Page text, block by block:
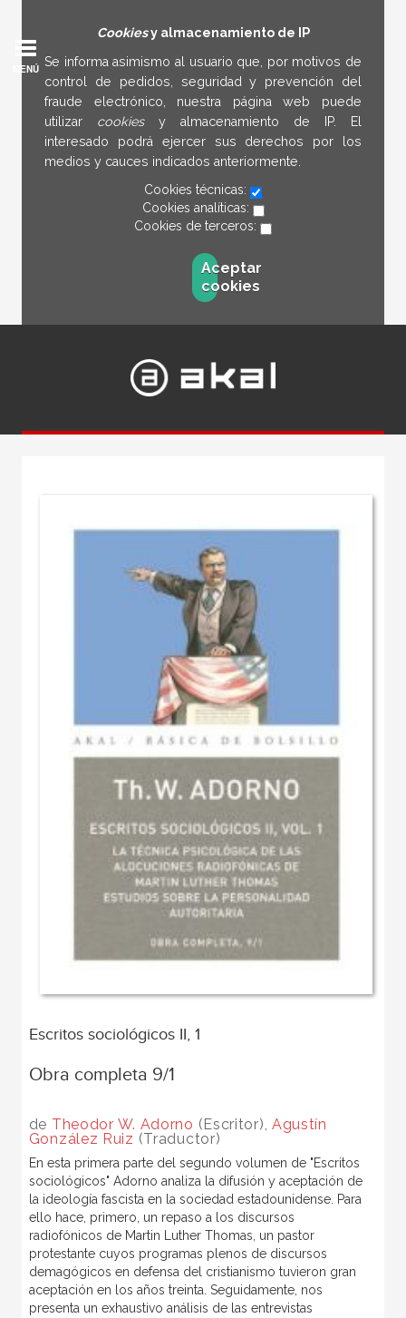
Cookiesy almacenamiento de IP
Se informa asimismo al usuario que, por motivos de
control de pedidos, seguridad y prevención del
fraude electrónico, nuestra página web puede
utilizar cookies y almacenamiento de IP. El
interesado podrá ejercer sus derechos por los
medios y cauces indicados anteriormente.
Cookies técnicas:
Cookies analíticas:
Cookies de terceros:
Aceptar
cookies
MENÚ
Escritos sociológicos II, 1
Obra completa 9/1
de Theodor W. Adorno (Escritor), Agustín
González Ruiz (Traductor)
En esta primera parte del segundo volumen de "Escritos
sociológicos" Adorno analiza la difusión y aceptación de
la ideología fascista en la sociedad estadounidense. Para
ello hace, primero, un repaso a los discursos
radiofónicos de Martin Luther Thomas, un pastor
protestante cuyos programas plenos de discursos
demagógicos en defensa del cristianismo tuvieron gran
aceptación en los años treinta. Seguidamente, nos
presenta un exhaustivo análisis de las entrevistas